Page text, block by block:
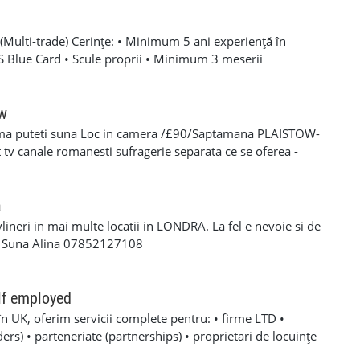
trade) Cerințe: • Minimum 5 ani experiență în
Blue Card • Scule proprii • Minimum 3 meserii
experiență solidă în mai multe domenii din construcții •
B valabil • Mijloc de transport propriu
oferă: • Salariu atractiv, în funcție de experiență și
Diurnă / plată transport • Suport tehnic continuu și
și cursuri de calificare • Mediu de lucru stabil cu
lucru suplimentar în weekend (opțional)
puteti suna Loc in camera /£90/Saptamana PLAISTOW-
canale romanesti sufragerie separata ce se oferea -
-fiecare camera beneficiaza de frigider separat -wi-fi
plata saptaminala , (nu se face cazare/plateste mai putin
in mai multe locatii in LONDRA. La fel e nevoie si de
Alina 07852127108
employed
UK, oferim servicii complete pentru: • firme LTD •
• parteneriate (partnerships) • proprietari de locuințe
includ: ✔ Making Tax Digital ✔ Deschidere firmă LTD,